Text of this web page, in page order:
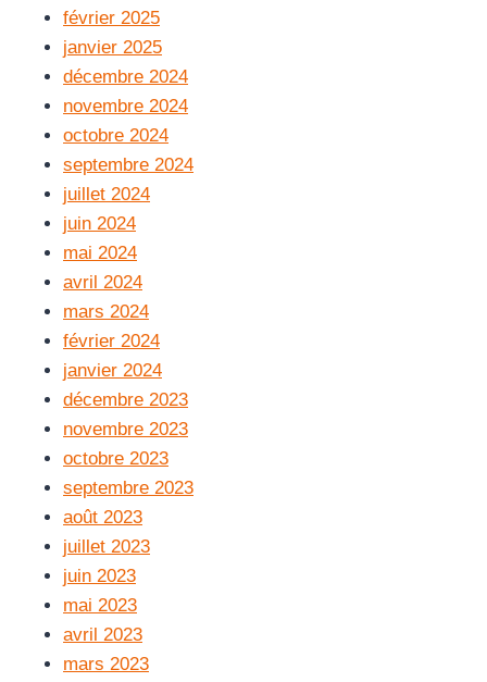
février 2025
janvier 2025
décembre 2024
novembre 2024
octobre 2024
septembre 2024
juillet 2024
juin 2024
mai 2024
avril 2024
mars 2024
février 2024
janvier 2024
décembre 2023
novembre 2023
octobre 2023
septembre 2023
août 2023
juillet 2023
juin 2023
mai 2023
avril 2023
mars 2023